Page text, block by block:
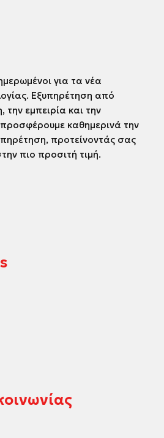
για τα νέα
Εξυπηρέτηση από
την εμπειρία και την
καθημερινά την
προτείνοντάς σας
πιο προσιτή τιμή.